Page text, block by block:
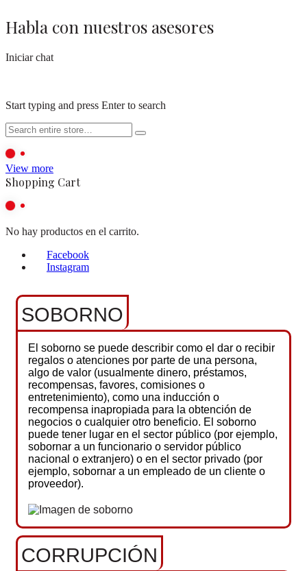
Habla con nuestros asesores
Iniciar chat
Start typing and press Enter to search
View more
Shopping Cart
No hay productos en el carrito.
Facebook
Instagram
SOBORNO
El soborno se puede describir como el dar o recibir
regalos o atenciones por parte de una persona,
algo de valor (usualmente dinero, préstamos,
recompensas, favores, comisiones o
entretenimiento), como una inducción o
recompensa inapropiada para la obtención de
negocios o cualquier otro beneficio. El soborno
puede tener lugar en el sector público (por ejemplo,
sobornar a un funcionario o servidor público
nacional o extranjero) o en el sector privado (por
ejemplo, sobornar a un empleado de un cliente o
proveedor).
CORRUPCIÓN